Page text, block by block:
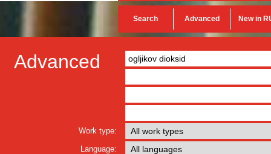
Search Advanced New in
Advanced
Work type:
Language: